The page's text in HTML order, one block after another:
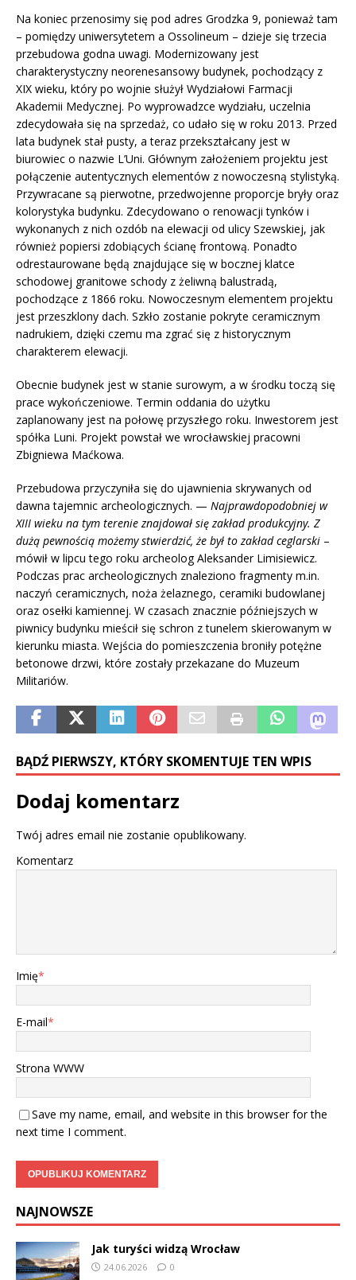
Na koniec przenosimy się pod adres Grodzka 9, ponieważ tam
– pomiędzy uniwersytetem a Ossolineum – dzieje się trzecia
przebudowa godna uwagi. Modernizowany jest
charakterystyczny neorenesansowy budynek, pochodzący z
XIX wieku, który po wojnie służył Wydziałowi Farmacji
Akademii Medycznej. Po wyprowadzce wydziału, uczelnia
zdecydowała się na sprzedaż, co udało się w roku 2013. Przed
lata budynek stał pusty, a teraz przekształcany jest w
biurowiec o nazwie L’Uni. Głównym założeniem projektu jest
połączenie autentycznych elementów z nowoczesną stylistyką.
Przywracane są pierwotne, przedwojenne proporcje bryły oraz
kolorystyka budynku. Zdecydowano o renowacji tynków i
wykonanych z nich ozdób na elewacji od ulicy Szewskiej, jak
również popiersi zdobiących ścianę frontową. Ponadto
odrestaurowane będą znajdujące się w bocznej klatce
schodowej granitowe schody z żeliwną balustradą,
pochodzące z 1866 roku. Nowoczesnym elementem projektu
jest przeszklony dach. Szkło zostanie pokryte ceramicznym
nadrukiem, dzięki czemu ma zgrać się z historycznym
charakterem elewacji.
Obecnie budynek jest w stanie surowym, a w środku toczą się
prace wykończeniowe. Termin oddania do użytku
zaplanowany jest na połowę przyszłego roku. Inwestorem jest
spółka Luni. Projekt powstał we wrocławskiej pracowni
Zbigniewa Maćkowa.
Przebudowa przyczyniła się do ujawnienia skrywanych od
dawna tajemnic archeologicznych. — Najprawdopodobniej w
XIII wieku na tym terenie znajdował się zakład produkcyjny. Z
dużą pewnością możemy stwierdzić, że był to zakład ceglarski –
mówił w lipcu tego roku archeolog Aleksander Limisiewicz.
Podczas prac archeologicznych znaleziono fragmenty m.in.
naczyń ceramicznych, noża żelaznego, ceramiki budowlanej
oraz osełki kamiennej. W czasach znacznie późniejszych w
piwnicy budynku mieścił się schron z tunelem skierowanym w
kierunku miasta. Wejścia do pomieszczenia broniły potężne
betonowe drzwi, które zostały przekazane do Muzeum
Militariów.
BĄDŹ PIERWSZY, KTÓRY SKOMENTUJE TEN WPIS
Dodaj komentarz
Twój adres email nie zostanie opublikowany.
Komentarz
Imię*
E-mail*
Strona WWW
Save my name, email, and website in this browser for the
next time I comment.
NAJNOWSZE
Jak turyści widzą Wrocław
24.06.2026 0